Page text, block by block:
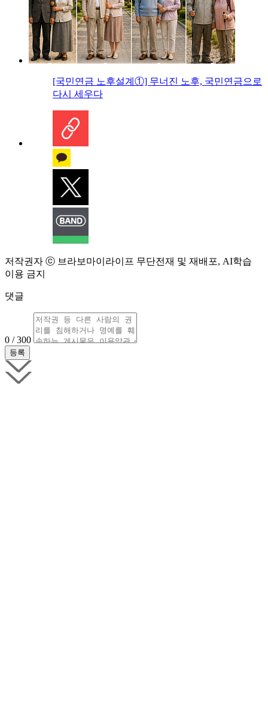
[국민연금 노후설계①] 무너진 노후, 국민연금으로
다시 세우다
저작권자 ⓒ 브라보마이라이프 무단전재 및 재배포, AI학습
이용 금지
댓글
0 / 300